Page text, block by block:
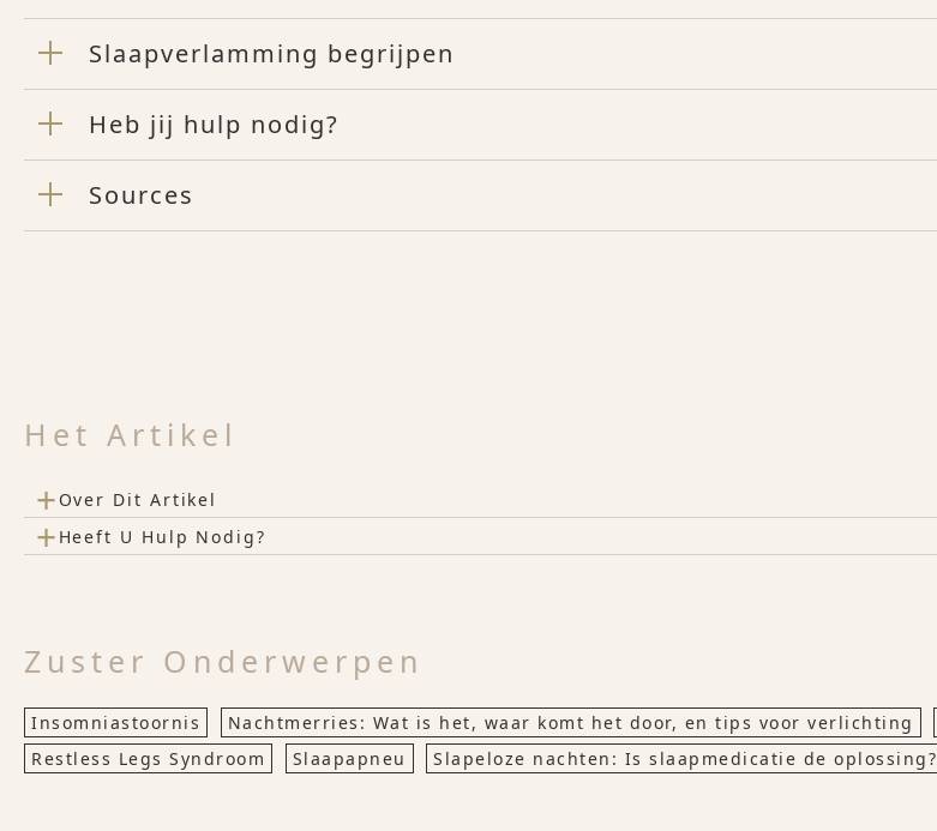
Slaapverlamming begrijpen
Heb jij hulp nodig?
Sources
Het Artikel
+ Over Dit Artikel
+ Heeft U Hulp Nodig?
Zuster Onderwerpen
Insomniastoornis Nachtmerries: Wat is het, waar komt het door, en tips voor verlichting
Restless Legs Syndroom
Slaapapneu Slapeloze nachten: Is slaapmedicatie de oplossing?